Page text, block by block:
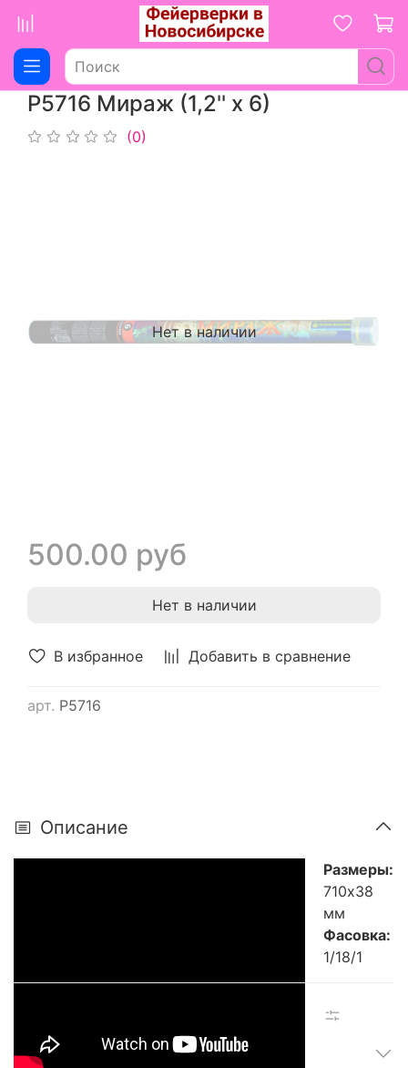
Р5716 Мираж (1,2'' х 6)
(0)
В избранное Добавить в сравнение
арт. Р5716
Нет в наличии
500.00 руб
Нет в наличии
Описание
Размеры:
710х38
мм
Фасовка:
1/18/1